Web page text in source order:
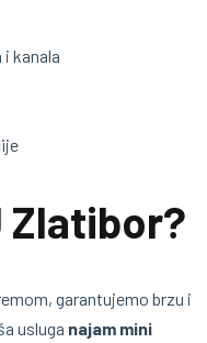
kanala
Zlatibor?
garantujemo brzu i
usluga najam mini